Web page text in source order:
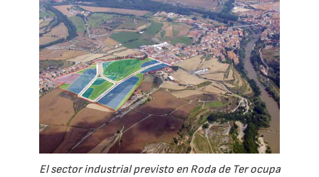
El sector industrial previsto en Roda de Ter ocupa